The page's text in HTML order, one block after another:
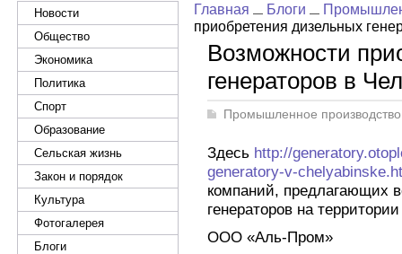
Новости
Общество
Экономика
Политика
Спорт
Образование
Сельская жизнь
Закон и порядок
Культура
Фотогалерея
Блоги
Главная Блоги
приобретения дизельных
Возможности
генераторов в
Промышленное производство
Здесь http://
generatory-v-
компаний, предлагающих
генераторов на
ООО «Аль-Пром»